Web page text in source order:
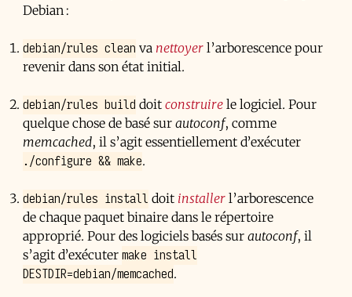
Debian :
debian/rules clean va nettoyerl’arborescence pour
revenir dans son état initial.
debian/rules build doit construirele logiciel. Pour
quelque chose de basé sur autoconf, comme
memcached, il s’agit essentiellement d’exécuter
./configure && make.
debian/rules install doit installerl’arborescence
de chaque paquet binaire dans le répertoire
approprié. Pour des logiciels basés sur autoconf, il
s’agit d’exécuter make install
DESTDIR=debian/memcached.